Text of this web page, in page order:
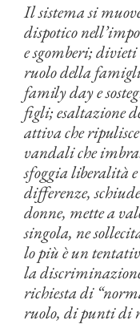
Il sistema si
dispotico
e sgomberi;
ruolo della
family day e
figli; esaltazione
attiva che
vandali che
sfoggia liberalità
differenze,
donne, mette a
singola, ne
lo più è un
la
richiesta di
ruolo, di punti di